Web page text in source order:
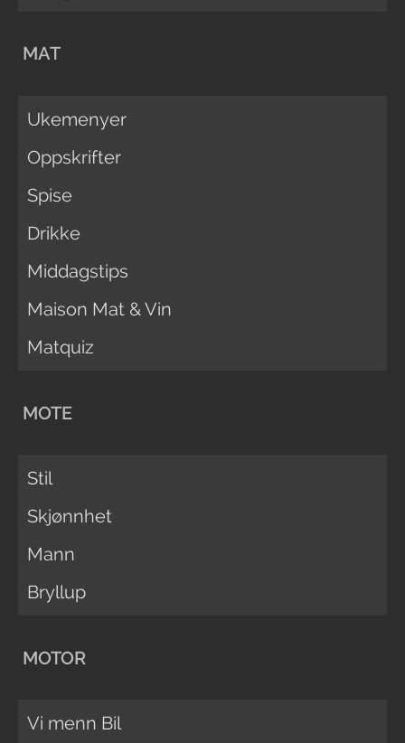
MAT
Ukemenyer
Oppskrifter
Spise
Drikke
Middagstips
Maison Mat & Vin
Matquiz
MOTE
Stil
Skjønnhet
Mann
Bryllup
MOTOR
Vi menn Bil